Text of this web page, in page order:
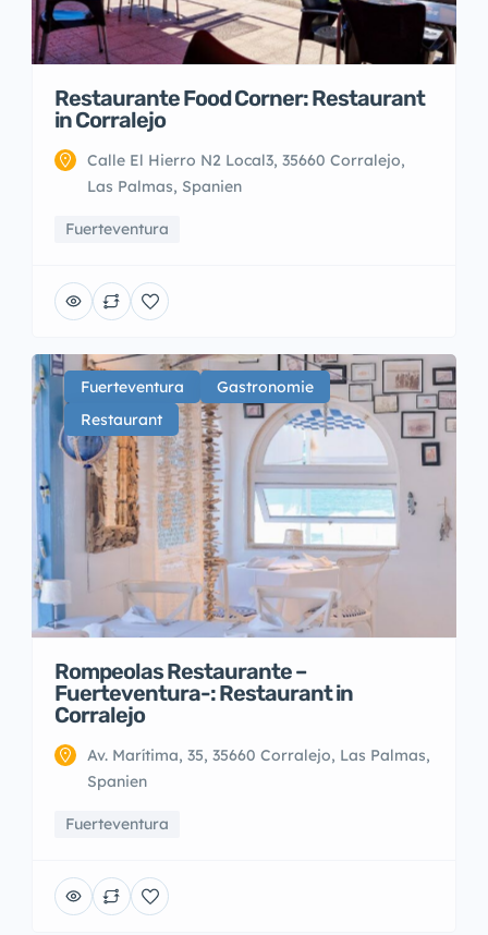
Restaurante Food Corner: Restaurant
in Corralejo
Calle El Hierro N2 Local3, 35660 Corralejo,
Las Palmas, Spanien
Fuerteventura
Fuerteventura
Gastronomie
Restaurant
Rompeolas Restaurante –
Fuerteventura-: Restaurant in
Corralejo
Av. Marítima, 35, 35660 Corralejo, Las Palmas,
Spanien
Fuerteventura